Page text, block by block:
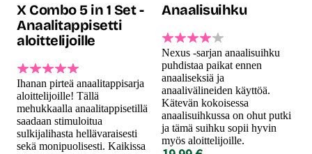
X Combo 5 in 1 Set -
Anaalitappisetti
aloittelijoille
Ihanan pirteä anaalitappisarja
aloittelijoille! Tällä
mehukkaalla anaalitappisetillä
saadaan stimuloitua
sulkijalihasta hellävaraisesti
sekä monipuolisesti. Kaikissa
Anaalisuihku
Nexus -sarjan anaalisuihku
puhdistaa paikat ennen
anaaliseksiä ja
anaalivälineiden käyttöä.
Kätevän kokoisessa
anaalisuihkussa on ohut putki
ja tämä suihku sopii hyvin
myös aloittelijoille.